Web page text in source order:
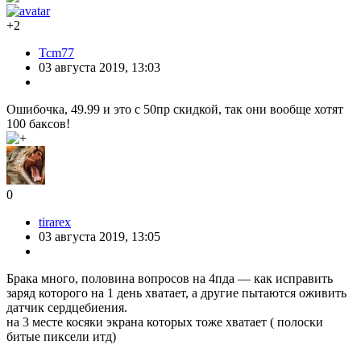
+2
Tcm77
03 августа 2019, 13:03
Ошибочка, 49.99 и это с 50пр скидкой, так они вообще хотят
100 баксов!
0
tirarex
03 августа 2019, 13:05
Брака много, половина вопросов на 4пда — как исправить
заряд которого на 1 день хватает, а другие пытаются оживить
датчик сердцебиения.
на 3 месте косяки экрана которых тоже хватает ( полоски
битые пиксели итд)